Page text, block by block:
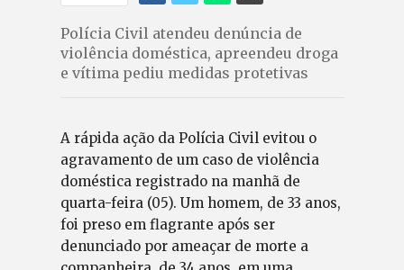
Polícia Civil atendeu denúncia de
violência doméstica, apreendeu droga
e vítima pediu medidas protetivas
A rápida ação da Polícia Civil evitou o
agravamento de um caso de violência
doméstica registrado na manhã de
quarta-feira (05). Um homem, de 33 anos,
foi preso em flagrante após ser
denunciado por ameaçar de morte a